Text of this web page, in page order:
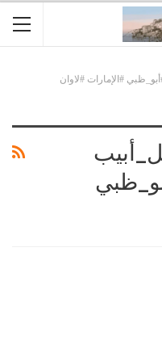
#الإمارات #لاوان